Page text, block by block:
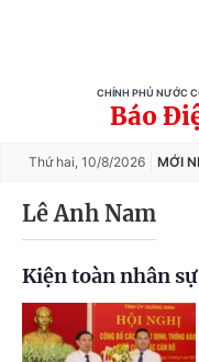
CHÍNH PHỦ NƯỚC
Báo
Thứ hai, 10/8/2026 MỚI
Lê Anh Nam
Kiện toàn nhân